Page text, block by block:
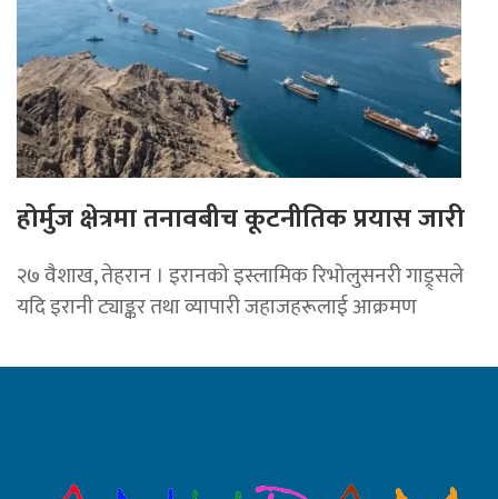
होर्मुज क्षेत्रमा तनावबीच कूटनीतिक प्रयास जारी
२७ वैशाख, तेहरान । इरानको इस्लामिक रिभोलुसनरी गाड्र्सले
यदि इरानी ट्याङ्कर तथा व्यापारी जहाजहरूलाई आक्रमण